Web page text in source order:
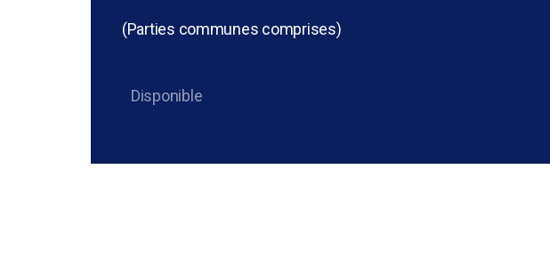
(Parties communes comprises)
Disponible